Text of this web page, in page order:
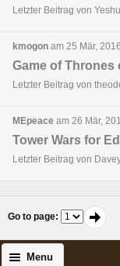
Letzter Beitrag von
kmogon am 25 Mär,
Game of Thrones
Letzter Beitrag von
MEpeace am 26 Mär,
Tower Wars for
Letzter Beitrag von
Go to page:
Menu